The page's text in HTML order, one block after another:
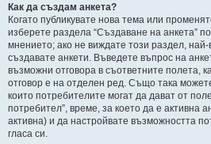
Как да създам анкета?
Когато публикувате нова тема или
изберете раздела “Създаване на анкета”
мнението; ако не виждате този раздел,
създавате анкети. Въведете въпрос на
възможни отговора в съответните полета,
отговор е на отделен ред. Също така
които потребителите могат да дават от
потребител”, време, за което да е активна
активна) и да настройвате възможността
гласа си.